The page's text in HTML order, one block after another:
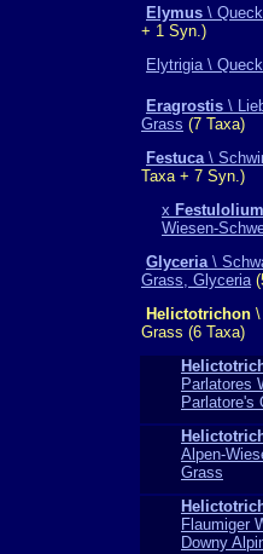
Elymus \
+ 1 Syn.)
Elytrigia \
Eragrostis \
Grass (7 Taxa)
Festuca\
Taxa + 7 Syn.)
x
Wiesen-
Glyceria\
Grass, Glyceria
Helictotrichon \
Grass (6 Taxa)
Parlatores
Parlatore's
Alpen-
Grass
Flaumiger
Downy